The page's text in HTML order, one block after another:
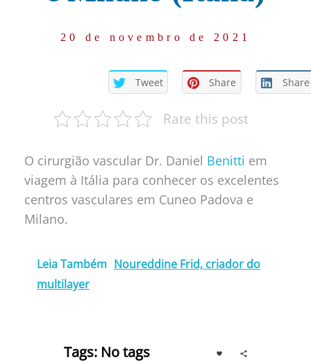
20 de novembro de 2021
Tweet Share Share
Rate this post
O cirurgião vascular Dr. Daniel Benitti em
viagem à Itália para conhecer os excelentes
centros vasculares em Cuneo Padova e
Milano.
Leia Também Noureddine Frid, criador do
multilayer
Tags: No tags